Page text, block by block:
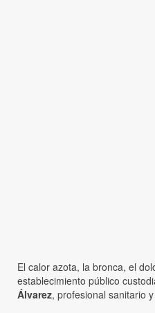
El calor azota, la bronca, el
establecimiento público
Álvarez, profesional sanitario